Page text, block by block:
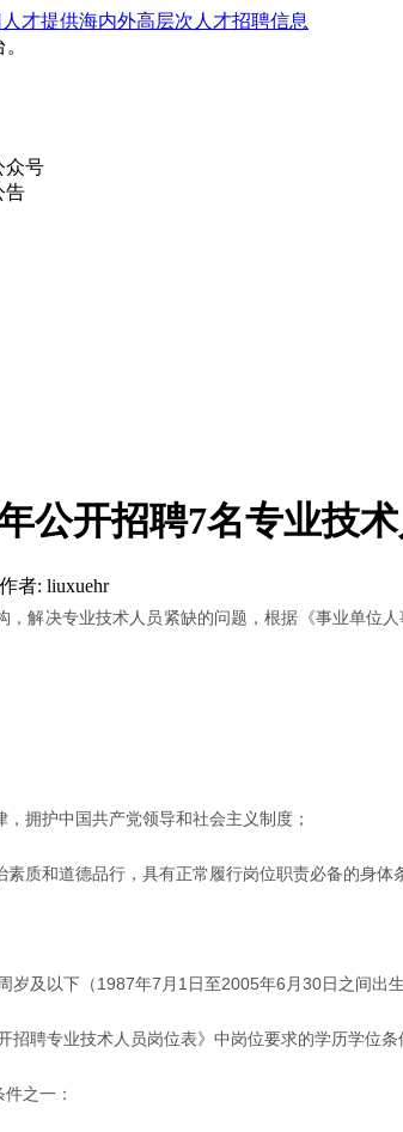
众号
告
公开招聘7名专业技
作者: liuxuehr
，解决专业技术人员紧缺的问题，根据《事业单
，拥护中国共产党领导和社会主义制度；
素质和道德品行，具有正常履行岗位职责必备的身体
岁及以下（1987年7月1日至2005年6月30日之间出
招聘专业技术人员岗位表》中岗位要求的学历学位
之一：